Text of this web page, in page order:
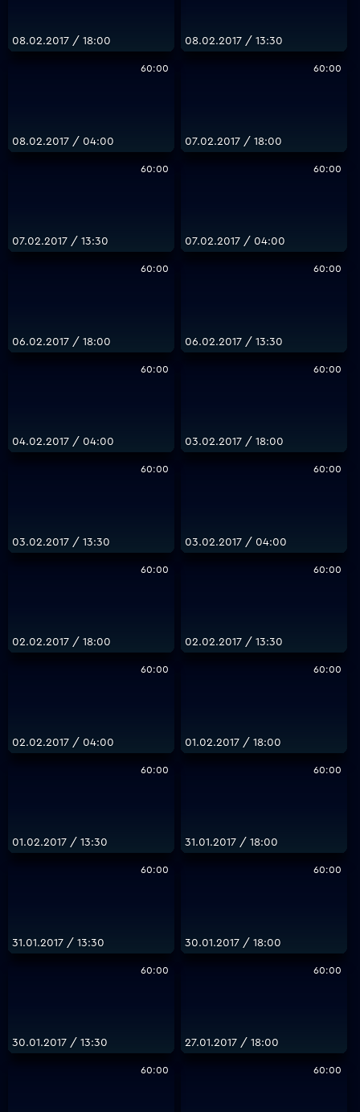
08.02.2017 / 18:00 08.02.2017 / 13:30
60:00
08.02.2017 / 04:00
60:00
07.02.2017 / 18:00
60:00
07.02.2017 / 13:30
60:00
07.02.2017 / 04:00
60:00
06.02.2017 / 18:00
60:00
06.02.2017 / 13:30
60:00
04.02.2017 / 04:00
60:00
03.02.2017 / 18:00
60:00
03.02.2017 / 13:30
60:00
03.02.2017 / 04:00
60:00
02.02.2017 / 18:00
60:00
02.02.2017 / 13:30
60:00
02.02.2017 / 04:00
60:00
01.02.2017 / 18:00
60:00
01.02.2017 / 13:30
60:00
31.01.2017 / 18:00
60:00
31.01.2017 / 13:30
60:00
30.01.2017 / 18:00
60:00
30.01.2017 / 13:30
60:00
27.01.2017 / 18:00
60:00 60:00